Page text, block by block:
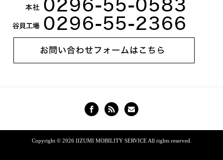
Copyright © 2026 IIZUMI MOBILITY SERVICEAll rights reserved.